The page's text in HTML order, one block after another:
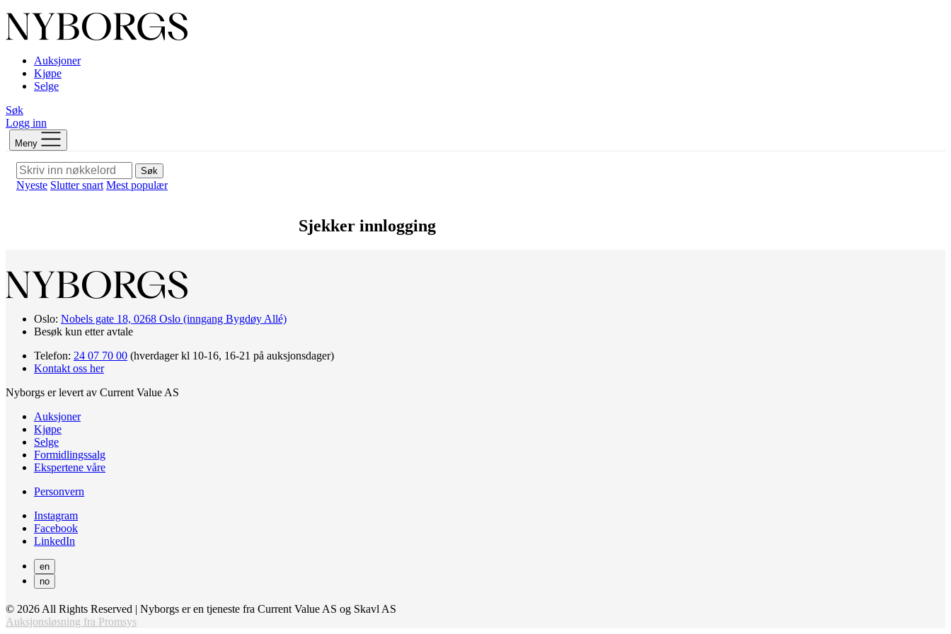
Auksjoner
Kjøpe
Selge
Søk
Logg inn
Meny
Søk
Nyeste Slutter snart Mest populær
Sjekker innlogging
Oslo: Nobels gate 18, 0268 Oslo (inngang Bygdøy Allé)
Besøk kun etter avtale
Telefon: 24 07 70 00 (hverdager kl 10-16, 16-21 på auksjonsdager)
Kontakt oss her
Nyborgs er levert av Current Value AS
Auksjoner
Kjøpe
Selge
Formidlingssalg
Ekspertene våre
Personvern
Instagram
Facebook
LinkedIn
en
no
© 2026 All Rights Reserved | Nyborgs er en tjeneste fra Current Value AS og Skavl AS
Auksjonsløsning fra Promsys